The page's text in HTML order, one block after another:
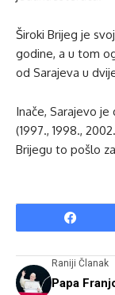
Široki Brijeg je
godine, a u tom
od Sarajeva u
Inače, Sarajevo
(1997., 1998.,
Brijegu to pošlo
Raniji Članak
Papa